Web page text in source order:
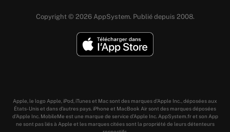
Copyright © 2026 AppSystem. Publié depuis 2008.
Apple, le logo Apple, iPod, iTunes et Mac sont des marques d’Apple Inc., déposées aux
États-Unis et dans d’autres pays. iPhone et MacBook Air sont des marques déposées
d’Apple Inc. MobileMe est une marque de service d’Apple Inc. AppSystem.fr et son App
ne sont pas liés à Apple et les marques citées sont la propriété de leurs détenteurs